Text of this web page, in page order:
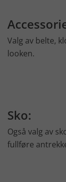
Valg av belte,
looken.
Sko:
Også valg av
fullføre